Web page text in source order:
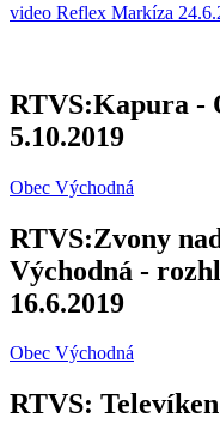
video Reflex Markíza
RTVS:Kapura -
5.10.2019
Obec Východná
RTVS:Zvony
Východná -
16.6.2019
Obec Východná
RTVS: